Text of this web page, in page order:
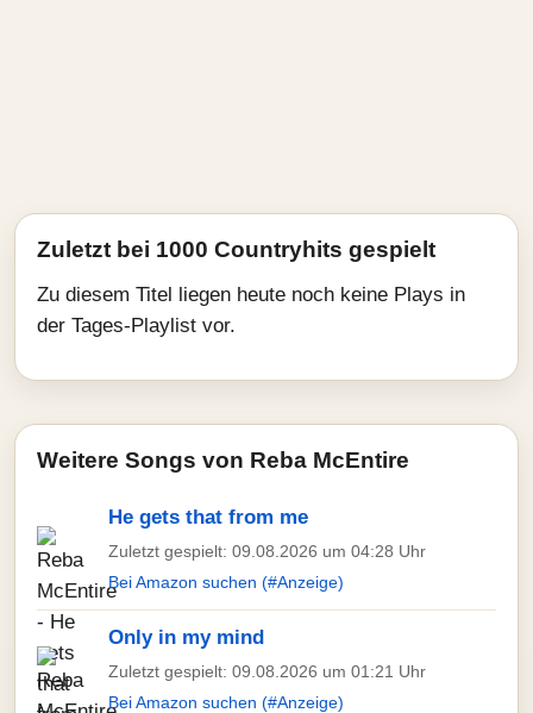
Zuletzt bei 1000 Countryhits gespielt
Zu diesem Titel liegen heute noch keine Plays in
der Tages-Playlist vor.
Weitere Songs von Reba McEntire
He gets that from me
Zuletzt gespielt: 09.08.2026 um 04:28 Uhr
Bei Amazon suchen (#Anzeige)
Only in my mind
Zuletzt gespielt: 09.08.2026 um 01:21 Uhr
Bei Amazon suchen (#Anzeige)